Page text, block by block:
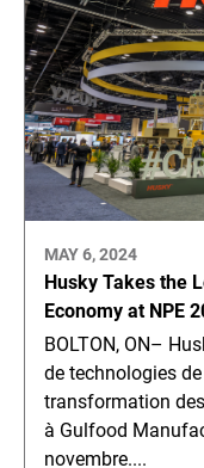
MAY 6, 2024
Husky Takes the
Economy at NPE
BOLTON, ON–
de technologies
transformation
à Gulfood
novembre....